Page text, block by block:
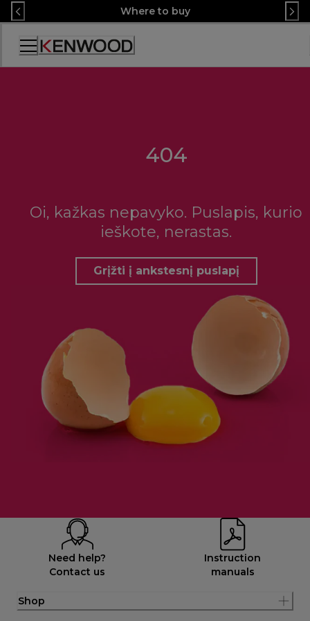
Skip
to
Content
Where to buy
Accessibility
Statement
404
Oi, kažkas nepavyko. Puslapis, kurio
ieškote, nerastas.
Grįžti į ankstesnį puslapį
Need help?
Contact us
Instruction
manuals
Shop